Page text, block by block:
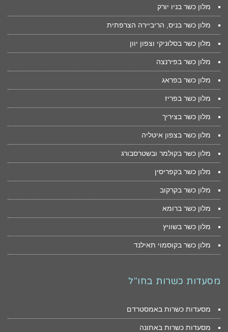
מלון כשר בניו יורק
מלון כשר בניס, הריביירה הצרפתית
מלון כשר בסלוניקי וצפון יוון
מלון כשר בפירנצה
מלון כשר בפראג
מלון כשר בפריז
מלון כשר בציריך
מלון כשר בצפון איטליה
מלון כשר בקולמר ובשטרסבורג
מלון כשר בקפריסין
מלון כשר בקרקוב
מלון כשר ברומא
מלון כשר בשוויץ
מלון כשר בקוסמוי תאילנד
מסעדות כשרות בחו"ל
מסעדות כשרות באמסטרדם
מסעדות כשרות באתונה